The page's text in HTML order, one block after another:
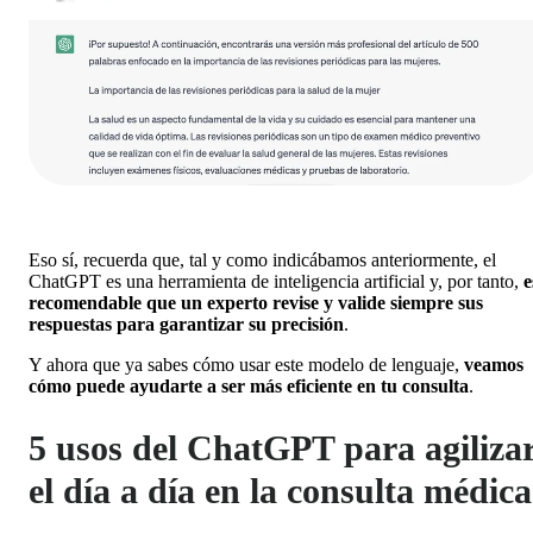
Eso sí, recuerda que, tal y como indicábamos anteriormente, el
ChatGPT es una herramienta de inteligencia artificial y, por tanto,
recomendable que un experto revise y valide siempre sus
respuestas para garantizar su precisión.
Y ahora que ya sabes cómo usar este modelo de lenguaje, veamos
cómo puede ayudarte a ser más eficiente en tu consulta.
5 usos del ChatGPT para
el día a día en la consulta médica